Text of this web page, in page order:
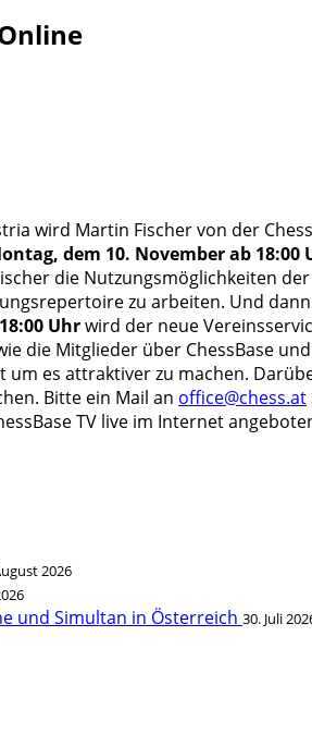
wird Martin Fischer von der
dem 10. November ab 18:00
die Nutzungsmöglichkeiten
zu arbeiten. Und
Uhrwird der neue
die Mitglieder über ChessBase
es attraktiver zu machen.
Bitte ein Mail an office@chess.at
TV live im Internet
2026
und Simultan in Österreich 30. Juli